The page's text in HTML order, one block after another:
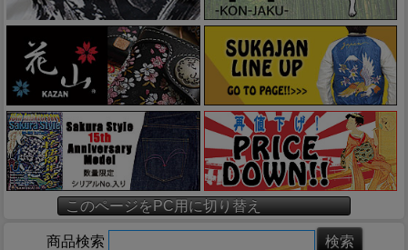
このページをPC用に切り替え
商品検索